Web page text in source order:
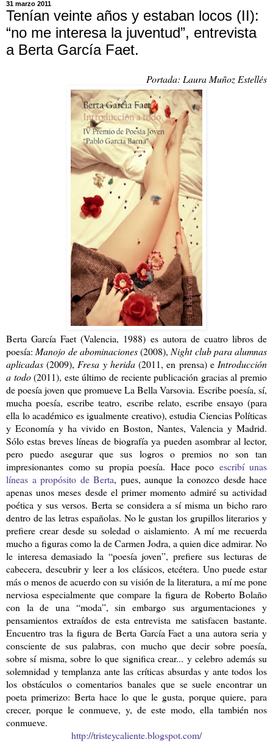
31 marzo 2011
Tenían veinte años y estaban locos (II):
“no me interesa la juventud”, entrevista
a Berta García Faet.
Portada: Laura Muñoz Estellés
Berta García Faet (Valencia, 1988) es autora de cuatro libros de
poesía: Manojo de abominaciones(2008), Night club para alumnas
aplicadas(2009), Fresa y herida(2011, en prensa) e Introducción
a todo(2011), este último de reciente publicación gracias al premio
de poesía joven que promueve La Bella Varsovia. Escribe poesía, sí,
mucha poesía, escribe teatro, escribe relato, escribe ensayo (para
ella lo académico es igualmente creativo), estudia Ciencias Políticas
y Economía y ha vivido en Boston, Nantes, Valencia y Madrid.
Sólo estas breves líneas de biografía ya pueden asombrar al lector,
pero puedo asegurar que sus logros o premios no son tan
impresionantes como su propia poesía. Hace poco escribí unas
líneas a propósito de Berta, pues, aunque la conozco desde hace
apenas unos meses desde el primer momento admiré su actividad
poética y sus versos. Berta se considera a sí misma un bicho raro
dentro de las letras españolas. No le gustan los grupillos literarios y
prefiere crear desde su soledad o aislamiento. A mí me recuerda
mucho a figuras como la de Carmen Jodra, a quien dice admirar. No
le interesa demasiado la “poesía joven”, prefiere sus lecturas de
cabecera, descubrir y leer a los clásicos, etcétera. Uno puede estar
más o menos de acuerdo con su visión de la literatura, a mí me pone
nerviosa especialmente que compare la figura de Roberto Bolaño
con la de una “moda”, sin embargo sus argumentaciones y
pensamientos extraídos de esta entrevista me satisfacen bastante.
Encuentro tras la figura de Berta García Faet a una autora seria y
consciente de sus palabras, con mucho que decir sobre poesía,
sobre sí misma, sobre lo que significa crear... y celebro además su
solemnidad y templanza ante las críticas absurdas y ante todos los
los obstáculos o comentarios banales que se suele encontrar un
poeta primerizo: Berta hace lo que le gusta, porque quiere, para
crecer, porque le conmueve, y, de este modo, ella también nos
conmueve.
http://tristeycaliente.blogspot.com/